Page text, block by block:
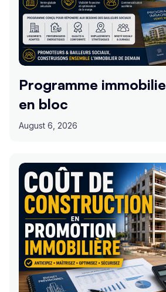
Programme
en bloc
August 6, 2026